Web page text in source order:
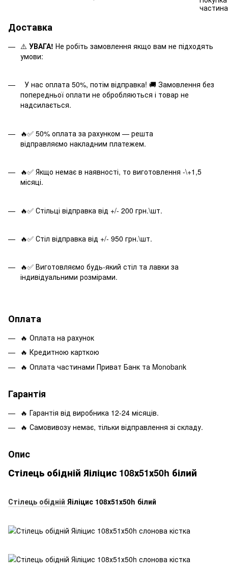
Доставка
⚠️ УВАГА! Не робіть замовлення якщо вам не підходять
умови:
У нас оплата 50%, потім відправка! 🚚 Замовлення без
попередньої оплати не обробляються і товар не
надсилається.
🔥✅ 50% оплата за рахунком — решта
відправляємо накладним платежем.
🔥✅ Якщо немає в наявності, то виготовлення -\+1,5
місяці.
🔥✅ Стільці відправка від +/- 200 грн.\шт.
🔥✅ Стіл відправка від +/- 950 грн.\шт.
🔥✅ Виготовляємо будь-який стіл та лавки за
індивідуальними розмірами.
Оплата
🔥 Оплата на рахунок
🔥 Кредитною карткою
🔥 Оплата частинами Приват Банк та Monobank
Гарантія
🔥 Гарантія від виробника 12-24 місяців.
🔥 Самовивозу немає, тільки відправлення зі складу.
Опис
Стілець обідній Яіліцис 108х51х50h білий
Стілець обідній Яіліцис 108х51х50h білий